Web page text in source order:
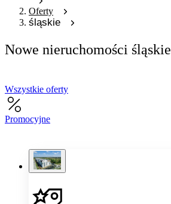
Oferty
śląskie
Nowe nieruchomości śląskie
Wszystkie oferty
Promocyjne